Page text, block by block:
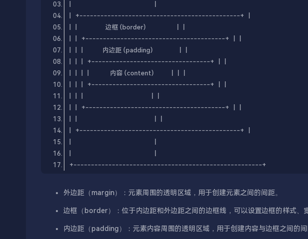
外边距（margin）：元素周围的透明区域，用于创建元素之间的间距。
边框（border）：位于内边距和外边距之间的边框线，可以设置边框的样式、
内边距（padding）：元素内容周围的透明区域，用于创建内容与边框之间的间